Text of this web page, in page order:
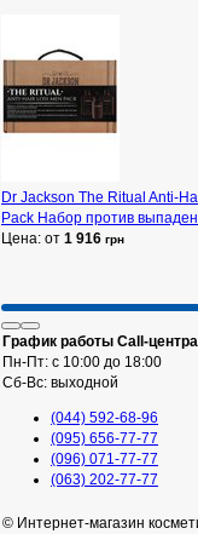
Dr Jackson The Ritual Anti-
Pack Набор против
Цена: от 1 916 грн
График работы Call-центра
Пн-Пт: с 10:00 до 18:00
Сб-Вс: выходной
(044) 592-68-96
(095) 656-77-77
(096) 071-77-77
(063) 202-77-77
© Интернет-магазин